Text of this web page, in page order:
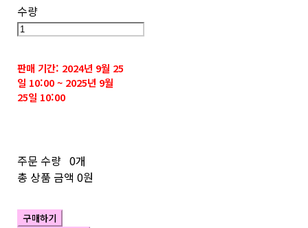
수량
판매 기간: 2024년 9월 25
일 10:00 ~ 2025년 9월
25일 10:00
주문 수량 0개
총 상품 금액 0원
구매하기